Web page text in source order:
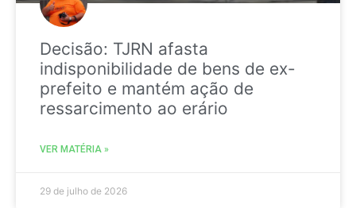
Decisão: TJRN afasta
indisponibilidade de bens de ex-
prefeito e mantém ação de
ressarcimento ao erário
VER MATÉRIA »
29 de julho de 2026